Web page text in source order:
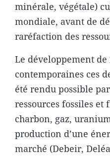
minérale, végétale)
mondiale, avant de
raréfaction des
Le développement de
contemporaines ces
été rendu possible
ressources fossiles et
charbon, gaz,
production d’une
marché (Debeir,